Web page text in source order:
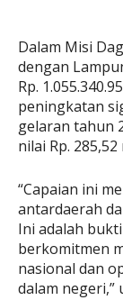
Dalam Misi
dengan
Rp.
peningkatan
gelaran tahun
nilai Rp. 285,52
“Capaian ini
antardaerah
Ini adalah
berkomitmen
nasional dan
dalam negeri,”